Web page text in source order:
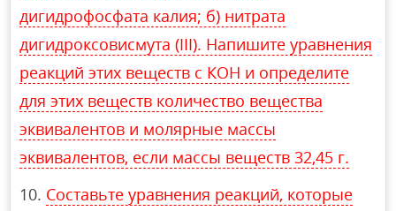
дигидрофосфата калия; б) нитрата
дигидроксовисмута (III). Напишите уравнения
реакций этих веществ с КОН и определите
для этих веществ количество вещества
эквивалентов и молярные массы
эквивалентов, если массы веществ 32,45 г.
Составьте уравнения реакций, которые